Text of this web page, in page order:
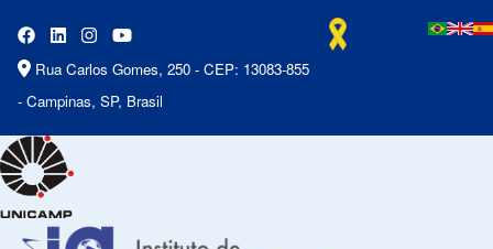
Rua Carlos Gomes, 250 - CEP: 13083-855
- Campinas, SP, Brasil